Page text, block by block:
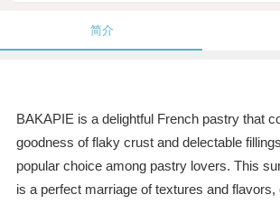
简介
BAKAPIE is a delightful French pastry that
goodness of flaky crust and delectable
popular choice among pastry lovers. This
is a perfect marriage of textures and flavors,